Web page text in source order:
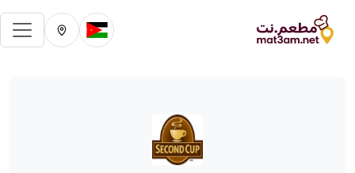
تغيير الدولة الحالية
تغيير المدينة